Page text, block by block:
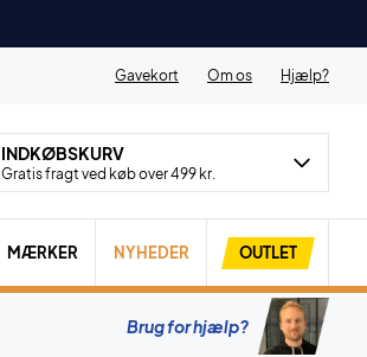
Gavekort Om os Hjælp?
INDKØBSKURV
Gratis fragt ved køb over 499 kr.
MÆRKER NYHEDER OUTLET
Brug for hjælp?